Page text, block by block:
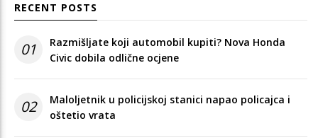
RECENT POSTS
01
Razmišljate koji automobil kupiti? Nova Honda
Civic dobila odlične ocjene
02
Maloljetnik u policijskoj stanici napao policajca i
oštetio vrata